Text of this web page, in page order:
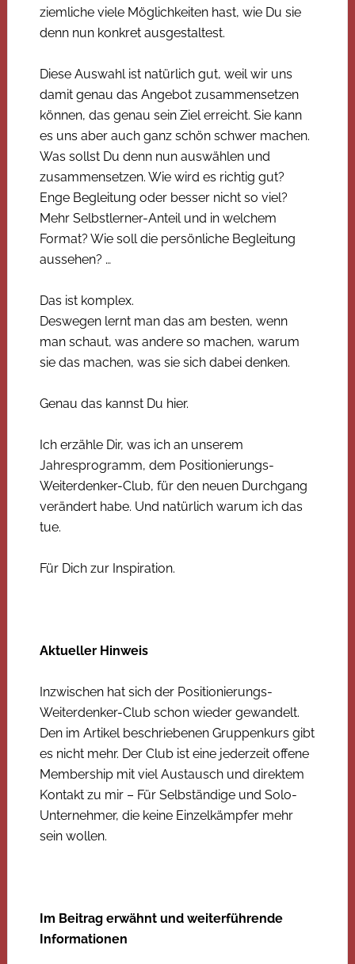
ziemliche viele Möglichkeiten hast, wie Du sie
denn nun konkret ausgestaltest.
Diese Auswahl ist natürlich gut, weil wir uns
damit genau das Angebot zusammensetzen
können, das genau sein Ziel erreicht. Sie kann
es uns aber auch ganz schön schwer machen.
Was sollst Du denn nun auswählen und
zusammensetzen. Wie wird es richtig gut?
Enge Begleitung oder besser nicht so viel?
Mehr Selbstlerner-Anteil und in welchem
Format? Wie soll die persönliche Begleitung
aussehen? …
Das ist komplex.
Deswegen lernt man das am besten, wenn
man schaut, was andere so machen, warum
sie das machen, was sie sich dabei denken.
Genau das kannst Du hier.
Ich erzähle Dir, was ich an unserem
Jahresprogramm, dem Positionierungs-
Weiterdenker-Club, für den neuen Durchgang
verändert habe. Und natürlich warum ich das
tue.
Für Dich zur Inspiration.
Aktueller Hinweis
Inzwischen hat sich der Positionierungs-
Weiterdenker-Club schon wieder gewandelt.
Den im Artikel beschriebenen Gruppenkurs gibt
es nicht mehr. Der Club ist eine jederzeit offene
Membership mit viel Austausch und direktem
Kontakt zu mir – Für Selbständige und Solo-
Unternehmer, die keine Einzelkämpfer mehr
sein wollen.
Im Beitrag erwähnt und weiterführende
Informationen